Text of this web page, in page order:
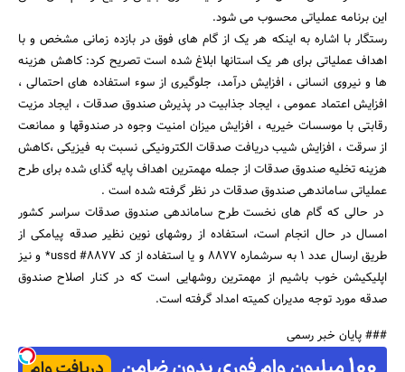
این برنامه عملیاتی محسوب می شود.
رستگار با اشاره به اینکه هر یک از گام های فوق در بازده زمانی مشخص و با
اهداف عملیاتی برای هر یک استانها ابلاغ شده است تصریح کرد: کاهش هزینه
ها و نیروی انسانی ، افزایش درآمد، جلوگیری از سوء استفاده های احتمالی ،
افزایش اعتماد عمومی ، ایجاد جذابیت در پذیرش صندوق صدقات ، ایجاد مزیت
رقابتی با موسسات خیریه ، افزایش میزان امنیت وجوه در صندوقها و ممانعت
از سرقت ، افزایش شیب دریافت صدقات الکترونیکی نسبت به فیزیکی ،کاهش
هزینه تخلیه صندوق صدقات از جمله مهمترین اهداف پایه گذای شده برای طرح
عملیاتی ساماندهی صندوق صدقات در نظر گرفته شده است .
در حالی که گام های نخست طرح ساماندهی صندوق صدقات سراسر کشور
امسال در حال انجام است، استفاده از روشهای نوین نظیر صدقه پیامکی از
طریق ارسال عدد 1 به سرشماره 8877 و یا استفاده از کد ussd #8877* و نیز
اپلیکیشن خوب باشیم از مهمترین روشهایی است که در کنار اصلاح صندوق
صدقه مورد توجه مدیران کمیته امداد گرفته است.
### پایان خبر رسمی